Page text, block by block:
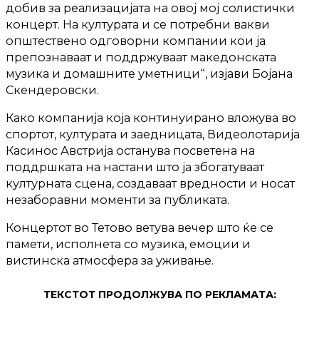
добив за реализацијата на овој мој солистички
концерт. На културата и се потребни вакви
општествено одговорни компании кои ја
препознаваат и поддржуваат македонската
музика и домашните уметници“, изјави Бојана
Скендеровски.
Како компанија која континуирано вложува во
спортот, културата и заедницата, Видеолотарија
Касинос Австрија останува посветена на
поддршката на настани што ја збогатуваат
културната сцена, создаваат вредности и носат
незаборавни моменти за публиката.
Концертот во Тетово ветува вечер што ќе се
памети, исполнета со музика, емоции и
вистинска атмосфера за уживање.
ТЕКСТОТ ПРОДОЛЖУВА ПО РЕКЛАМАТА: